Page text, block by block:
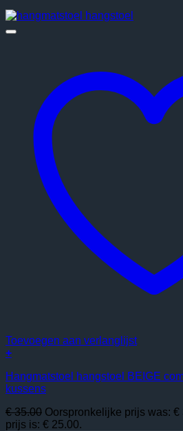
Toevoegen aan verlanglijst
+
Hangmatstoel hangstoel BEIGE
kussens
€35.00 Oorspronkelijke prijs was: €
prijs is: € 25.00.